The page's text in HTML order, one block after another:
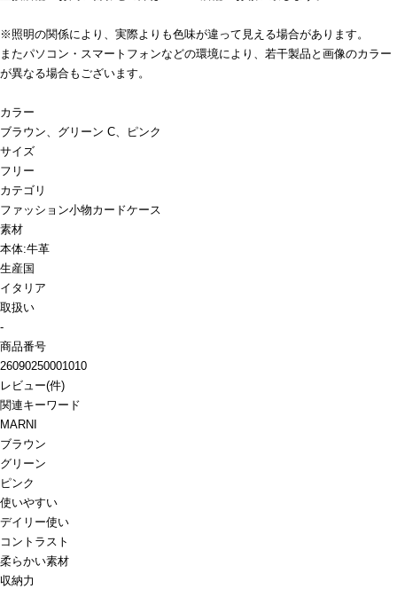
※照明の関係により、実際よりも色味が違って見える場合があります。
またパソコン・スマートフォンなどの環境により、若干製品と画像のカラー
が異なる場合もございます。
カラー
ブラウン、グリーン C、ピンク
サイズ
フリー
カテゴリ
ファッション小物カードケース
素材
本体:牛革
生産国
イタリア
取扱い
-
商品番号
26090250001010
レビュー(件)
関連キーワード
MARNI
ブラウン
グリーン
ピンク
使いやすい
デイリー使い
コントラスト
柔らかい素材
収納力